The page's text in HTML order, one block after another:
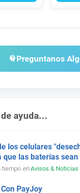
Preguntanos
ayuda...
los celulares
que las baterías
tiempo enAvisos & Noticias
PayJoy